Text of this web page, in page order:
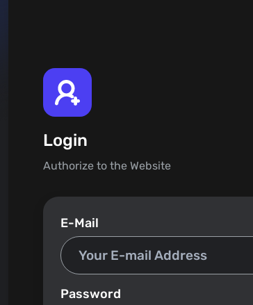
Login
Authorize to the Website
E-Mail
Password